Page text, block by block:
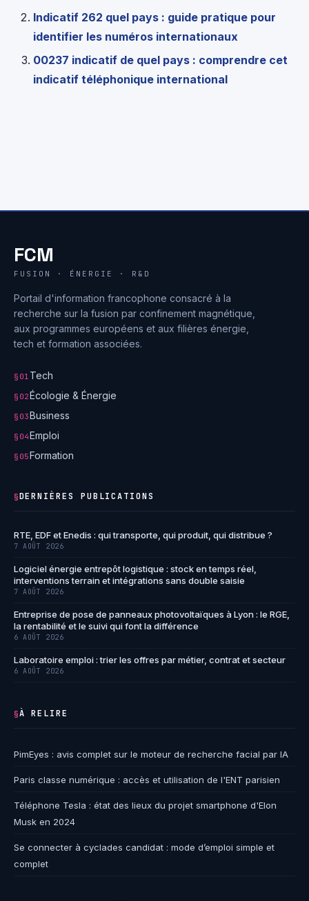
Indicatif 262 quel pays : guide pratique pour
identifier les numéros internationaux
00237 indicatif de quel pays : comprendre cet
indicatif téléphonique international
FCM
FUSION · ÉNERGIE · R&D
Portail d'information francophone consacré à la
recherche sur la fusion par confinement magnétique,
aux programmes européens et aux filières énergie,
tech et formation associées.
§01 Tech
§02Écologie & Énergie
§03Business
§04Emploi
§05Formation
§DERNIÈRES PUBLICATIONS
RTE, EDF et Enedis : qui transporte, qui produit, qui distribue ?
7 AOÛT 2026
Logiciel énergie entrepôt logistique : stock en temps réel,
interventions terrain et intégrations sans double saisie
7 AOÛT 2026
Entreprise de pose de panneaux photovoltaïques à Lyon : le RGE,
la rentabilité et le suivi qui font la différence
6 AOÛT 2026
Laboratoire emploi : trier les offres par métier, contrat et secteur
6 AOÛT 2026
§À RELIRE
PimEyes : avis complet sur le moteur de recherche facial par IA
Paris classe numérique : accès et utilisation de l'ENT parisien
Téléphone Tesla : état des lieux du projet smartphone d'Elon
Musk en 2024
Se connecter à cyclades candidat : mode d’emploi simple et
complet